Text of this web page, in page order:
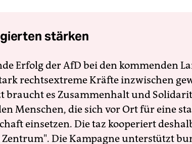
stärken
Erfolg der AfD bei den kommenden
rechtsextreme Kräfte inzwischen
braucht es Zusammenhalt und
Menschen, die sich vor Ort für eine
einsetzen. Die taz kooperiert
Die Kampagne unterstützt